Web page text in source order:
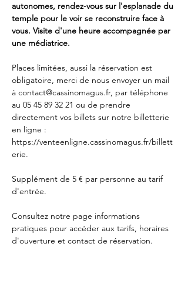
autonomes, rendez-vous sur l'esplanade du
temple pour le voir se reconstruire face à
vous. Visite d'une heure accompagnée par
une médiatrice.
Places limitées, aussi la réservation est
obligatoire, merci de nous envoyer un mail
à contact@cassinomagus.fr, par téléphone
au 05 45 89 32 21 ou de prendre
directement vos billets sur notre billetterie
en ligne :
https://venteenligne.cassinomagus.fr/billett
erie.
Supplément de 5 € par personne au tarif
d'entrée.
Consultez notre page informations
pratiques pour accéder aux tarifs, horaires
d'ouverture et contact de réservation.